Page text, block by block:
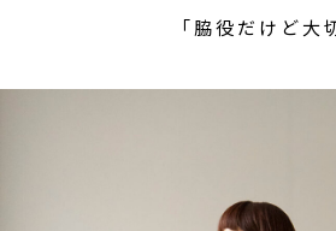
「脇役だけど大